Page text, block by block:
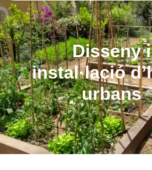
Disseny i
instal·lació
urbans